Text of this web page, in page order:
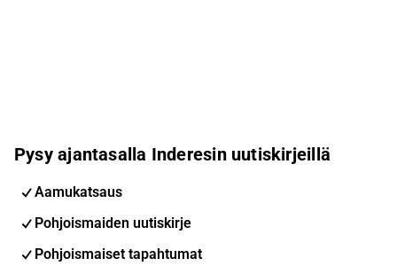
Pysy ajantasalla Inderesin uutiskirjeillä
Aamukatsaus
Pohjoismaiden uutiskirje
Pohjoismaiset tapahtumat